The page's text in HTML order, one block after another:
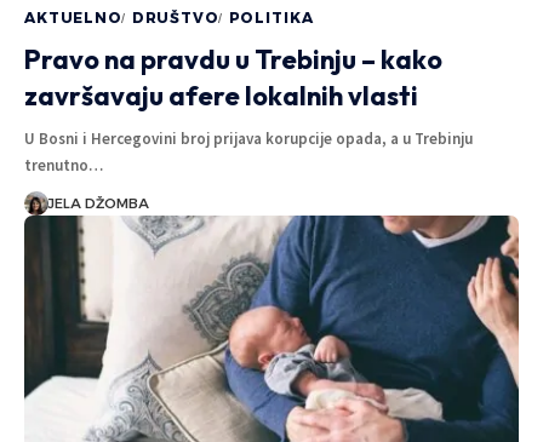
AKTUELNO DRUŠTVO POLITIKA
Pravo na pravdu u Trebinju – kako
završavaju afere lokalnih vlasti
U Bosni i Hercegovini broj prijava korupcije opada, a u Trebinju
trenutno…
JELA DŽOMBA